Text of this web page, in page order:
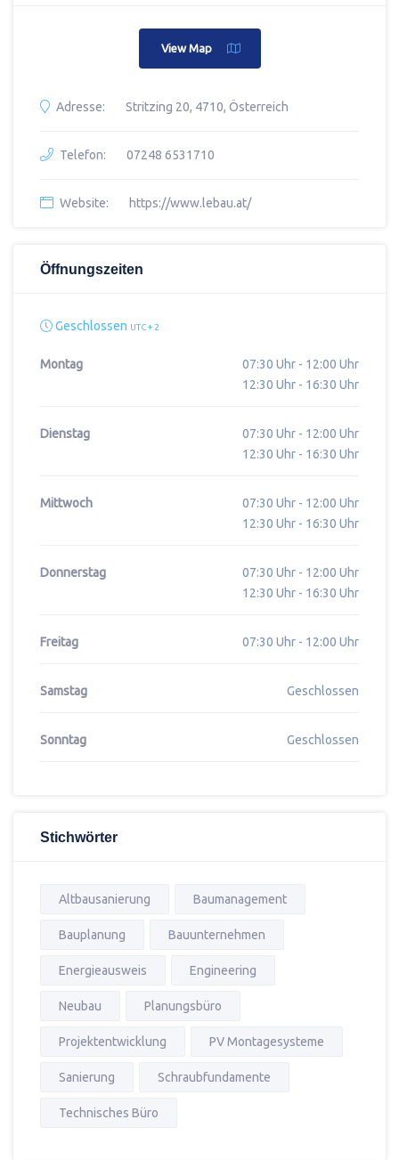
View Map
Adresse: Stritzing 20, 4710, Österreich
Telefon: 07248 6531710
Website: https://www.lebau.at/
Öffnungszeiten
Geschlossen UTC + 2
Montag
07:30 Uhr - 12:00 Uhr
12:30 Uhr - 16:30 Uhr
Dienstag
07:30 Uhr - 12:00 Uhr
12:30 Uhr - 16:30 Uhr
Mittwoch
07:30 Uhr - 12:00 Uhr
12:30 Uhr - 16:30 Uhr
Donnerstag
07:30 Uhr - 12:00 Uhr
12:30 Uhr - 16:30 Uhr
Freitag 07:30 Uhr - 12:00 Uhr
Samstag Geschlossen
Sonntag Geschlossen
Stichwörter
Altbausanierung Baumanagement
Bauplanung Bauunternehmen
Energieausweis Engineering
Neubau Planungsbüro
Projektentwicklung PV Montagesysteme
Sanierung Schraubfundamente
Technisches Büro